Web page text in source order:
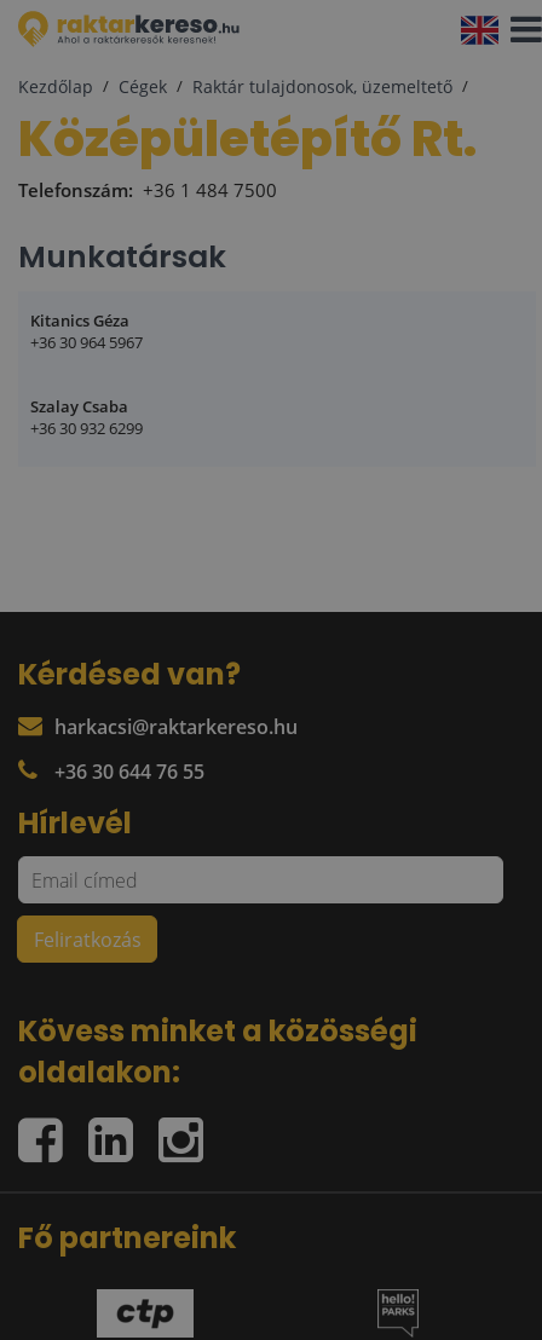
Kezdőlap Cégek Raktár tulajdonosok, üzemeltető
Középületépítő Rt.
Telefonszám: +36 1 484 7500
Munkatársak
Kitanics Géza
+36 30 964 5967
Szalay Csaba
+36 30 932 6299
Kérdésed van?
harkacsi@raktarkereso.hu
+36 30 644 76 55
Hírlevél
Kövess minket a közösségi
oldalakon:
Fő partnereink